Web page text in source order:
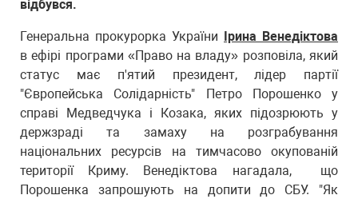
відбувся.
Генеральна прокурорка України Ірина Венедіктова
в ефірі програми «Право на владу» розповіла, який
статус має п'ятий президент, лідер партії
"Європейська Солідарність" Петро Порошенко у
справі Медведчука і Козака, яких підозрюють у
держзраді та замаху на розграбування
національних ресурсів на тимчасово окупованій
території Криму. Венедіктова нагадала, що
Порошенка запрошують на допити до СБУ. "Як